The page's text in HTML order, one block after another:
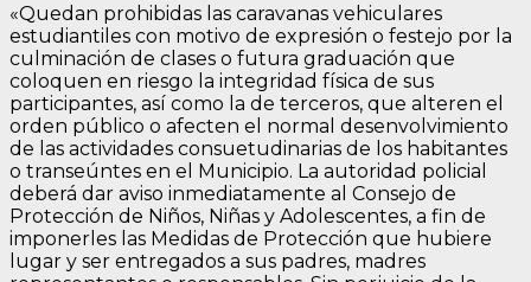
«Quedan prohibidas las caravanas vehiculares
estudiantiles con motivo de expresión o festejo por la
culminación de clases o futura graduación que
coloquen en riesgo la integridad física de sus
participantes, así como la de terceros, que alteren el
orden público o afecten el normal desenvolvimiento
de las actividades consuetudinarias de los habitantes
o transeúntes en el Municipio. La autoridad policial
deberá dar aviso inmediatamente al Consejo de
Protección de Niños, Niñas y Adolescentes, a fin de
imponerles las Medidas de Protección que hubiere
lugar y ser entregados a sus padres, madres